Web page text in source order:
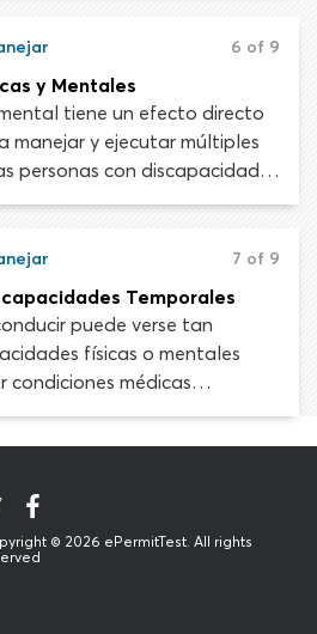
o manejar múltiples tareas
en ciertos vehículos y
puede ser una actividad
6 of 9
y Mentales
tiene un efecto directo
manejar y ejecutar múltiples
personas con discapacidades
carecer de las habilidades
7 of 9
Temporales
puede verse tan
físicas o mentales
condiciones médicas
físicas permanentes.
forma para manejar no
en condiciones para
© 2026 ePermitTest. All rights